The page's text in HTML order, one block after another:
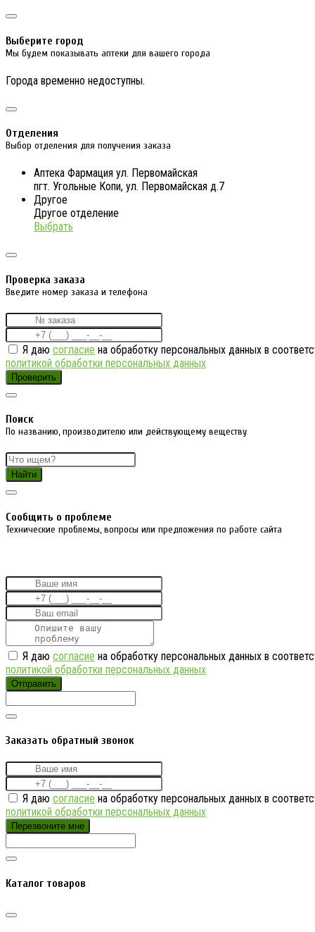
Выберите город
Мы будем показывать аптеки для вашего города
Города временно недоступны.
Отделения
Выбор отделения для получения заказа
Аптека Фармация ул. Первомайская
пгт. Угольные Копи, ул. Первомайская д.7
Другое
Другое отделение
Выбрать
Проверка заказа
Введите номер заказа и телефона
Я даю согласие на обработку персональных данных в
политикой обработки персональных данных
Проверить
Поиск
По названию, производителю или действующему веществу
Найти
Cообщить о проблеме
Технические проблемы, вопросы или предложения по работе сайта
Я даю согласие на обработку персональных данных в
политикой обработки персональных данных
Отправить
Заказать обратный звонок
Я даю согласие на обработку персональных данных в
политикой обработки персональных данных
Перезвоните мне
Каталог товаров